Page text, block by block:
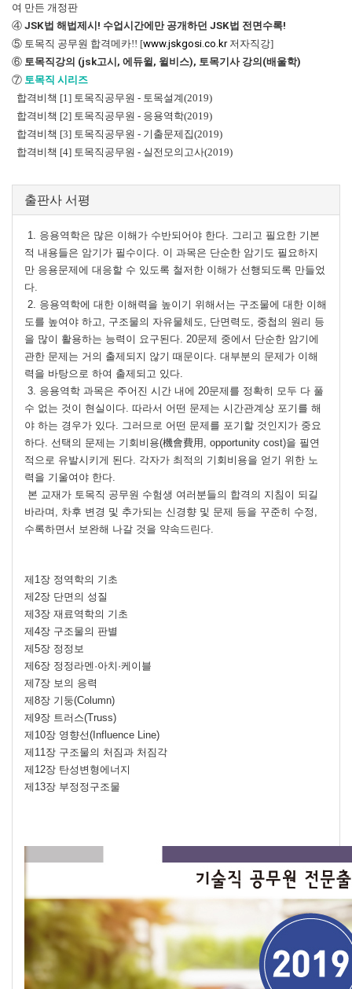
여 만든 개정판
④ JSK법 해법제시! 수업시간에만 공개하던 JSK법 전면수록!
⑤ 토목직 공무원 합격메카!! [www.jskgosi.co.kr저자직강]
⑥ 토목직강의 (jsk고시, 에듀윌, 윌비스), 토목기사 강의(배울학)
⑦ 토목직 시리즈
합격비책 [1] 토목직공무원 - 토목설계(2019)
합격비책 [2] 토목직공무원 - 응용역학(2019)
합격비책 [3] 토목직공무원 - 기출문제집(2019)
합격비책 [4] 토목직공무원 - 실전모의고사(2019)
출판사 서평
1. 응용역학은 많은 이해가 수반되어야 한다. 그리고 필요한 기본
적 내용들은 암기가 필수이다. 이 과목은 단순한 암기도 필요하지
만 응용문제에 대응할 수 있도록 철저한 이해가 선행되도록 만들었
다.
2. 응용역학에 대한 이해력을 높이기 위해서는 구조물에 대한 이해
도를 높여야 하고, 구조물의 자유물체도, 단면력도, 중첩의 원리 등
을 많이 활용하는 능력이 요구된다. 20문제 중에서 단순한 암기에
관한 문제는 거의 출제되지 않기 때문이다. 대부분의 문제가 이해
력을 바탕으로 하여 출제되고 있다.
3. 응용역학 과목은 주어진 시간 내에 20문제를 정확히 모두 다 풀
수 없는 것이 현실이다. 따라서 어떤 문제는 시간관계상 포기를 해
야 하는 경우가 있다. 그러므로 어떤 문제를 포기할 것인지가 중요
하다. 선택의 문제는 기회비용(機會費用, opportunity cost)을 필연
적으로 유발시키게 된다. 각자가 최적의 기회비용을 얻기 위한 노
력을 기울여야 한다.
본 교재가 토목직 공무원 수험생 여러분들의 합격의 지침이 되길
바라며, 차후 변경 및 추가되는 신경향 및 문제 등을 꾸준히 수정,
수록하면서 보완해 나갈 것을 약속드린다.
제1장 정역학의 기초
제2장 단면의 성질
제3장 재료역학의 기초
제4장 구조물의 판별
제5장 정정보
제6장 정정라멘·아치·케이블
제7장 보의 응력
제8장 기둥(Column)
제9장 트러스(Truss)
제10장 영향선(Influence Line)
제11장 구조물의 처짐과 처짐각
제12장 탄성변형에너지
제13장 부정정구조물